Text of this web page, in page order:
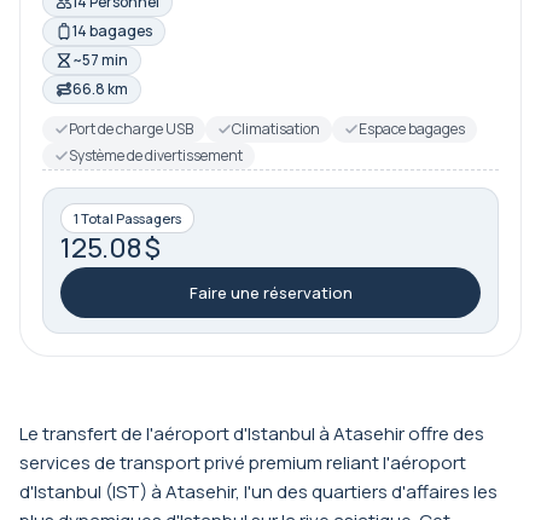
14 bagages
~57 min
66.8 km
Port de charge USB
Climatisation
Espace bagages
Système de divertissement
1 Total Passagers
125.08 $
Faire une réservation
Le transfert de l'aéroport d'Istanbul à Atasehir offre des
services de transport privé premium reliant l'aéroport
d'Istanbul (IST) à Atasehir, l'un des quartiers d'affaires les